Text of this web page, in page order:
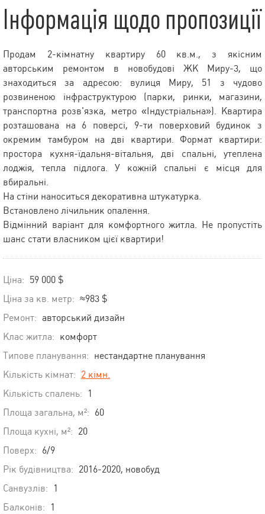
Інформація щодо пропозиції
Продам 2-кімнатну квартиру 60 кв.м., з якісним
авторським ремонтом в новобудові ЖК Миру-3, що
знаходиться за адресою: вулиця Миру, 51 з чудово
розвиненою інфраструктурою (парки, ринки, магазини,
транспортна розв'язка, метро «Індустріальна»). Квартира
розташована на 6 поверсі, 9-ти поверховий будинок з
окремим тамбуром на дві квартири. Формат квартири:
простора кухня-їдальня-вітальня, дві спальні, утеплена
лоджія, тепла підлога. У кожній спальні є місця для
вбиральні.
На стіни наноситься декоративна штукатурка.
Встановлено лічильник опалення.
Відмінний варіант для комфортного житла. Не пропустіть
шанс стати власником цієї квартири!
Ціна: 59 000 $
Ціна за кв. метр: ≈983 $
Ремонт: авторський дизайн
Клас житла: комфорт
Типове планування: нестандартне планування
Кількість кімнат: 2 кімн.
Кількість спалень:
1
Площа загальна, м²: 60
Площа кухні, м²: 20
Поверх: 6/9
Рік будівництва: 2016-2020, новобуд
Санвузлів:
1
Балконів:
1